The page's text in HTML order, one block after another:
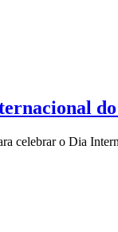
celebrar o Dia